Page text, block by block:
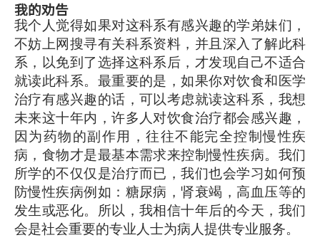
我的劝告
我个人觉得如果对这科系有感兴趣的学弟妹们，
不妨上网搜寻有关科系资料，并且深入了解此科
系，以免到了选择这科系后，才发现自己不适合
就读此科系。最重要的是，如果你对饮食和医学
治疗有感兴趣的话，可以考虑就读这科系，我想
未来这十年内，许多人对饮食治疗都会感兴趣，
因为药物的副作用，往往不能完全控制慢性疾
病，食物才是最基本需求来控制慢性疾病。我们
所学的不仅仅是治疗而已，我们也会学习如何预
防慢性疾病例如：糖尿病，肾衰竭，高血压等的
发生或恶化。所以，我相信十年后的今天，我们
会是社会重要的专业人士为病人提供专业服务。